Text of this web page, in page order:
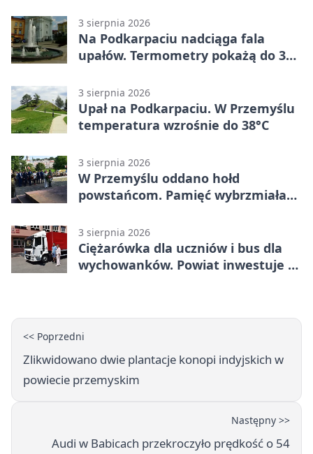
3 sierpnia 2026
Na Podkarpaciu nadciąga fala
upałów. Termometry pokażą do 36
3 sierpnia 2026
Upał na Podkarpaciu. W Przemyślu
temperatura wzrośnie do 38°C
3 sierpnia 2026
W Przemyślu oddano hołd
powstańcom. Pamięć wybrzmiała
3 sierpnia 2026
Ciężarówka dla uczniów i bus dla
wychowanków. Powiat inwestuje w
<< Poprzedni
Zlikwidowano dwie plantacje konopi indyjskich w
powiecie przemyskim
Następny >>
Audi w Babicach przekroczyło prędkość o 54